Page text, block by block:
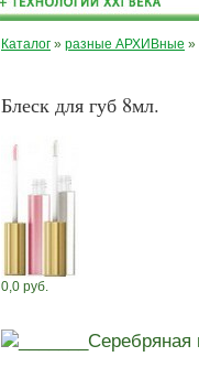
Каталог » разные АРХИВные »
Блеск для губ 8мл.
0,0 руб.
_______Серебряная